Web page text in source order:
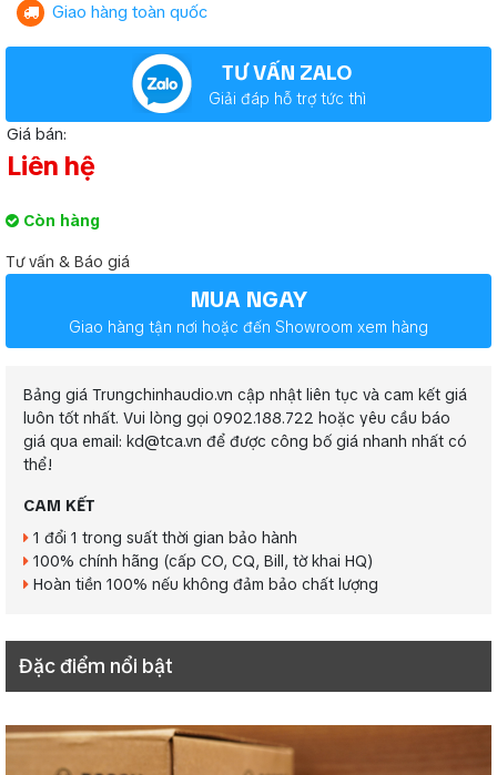
Giao hàng toàn quốc
TƯ VẤN ZALO
Giải đáp hỗ trợ tức thì
Giá bán:
Liên hệ
Còn hàng
Tư vấn & Báo giá
MUA NGAY
Giao hàng tận nơi hoặc đến Showroom xem hàng
Bảng giá Trungchinhaudio.vn cập nhật liên tục và cam kết giá
luôn tốt nhất. Vui lòng gọi 0902.188.722 hoặc yêu cầu báo
giá qua email: kd@tca.vn để được công bố giá nhanh nhất có
thể!
CAM KẾT
1 đổi 1 trong suất thời gian bảo hành
100% chính hãng (cấp CO, CQ, Bill, tờ khai HQ)
Hoàn tiền 100% nếu không đảm bảo chất lượng
Đặc điểm nổi bật